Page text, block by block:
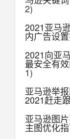
2)
2021亚马
内广告设
2021向亚
最安全有
1)
亚马逊举
2021赶走
亚马逊图
主图优化